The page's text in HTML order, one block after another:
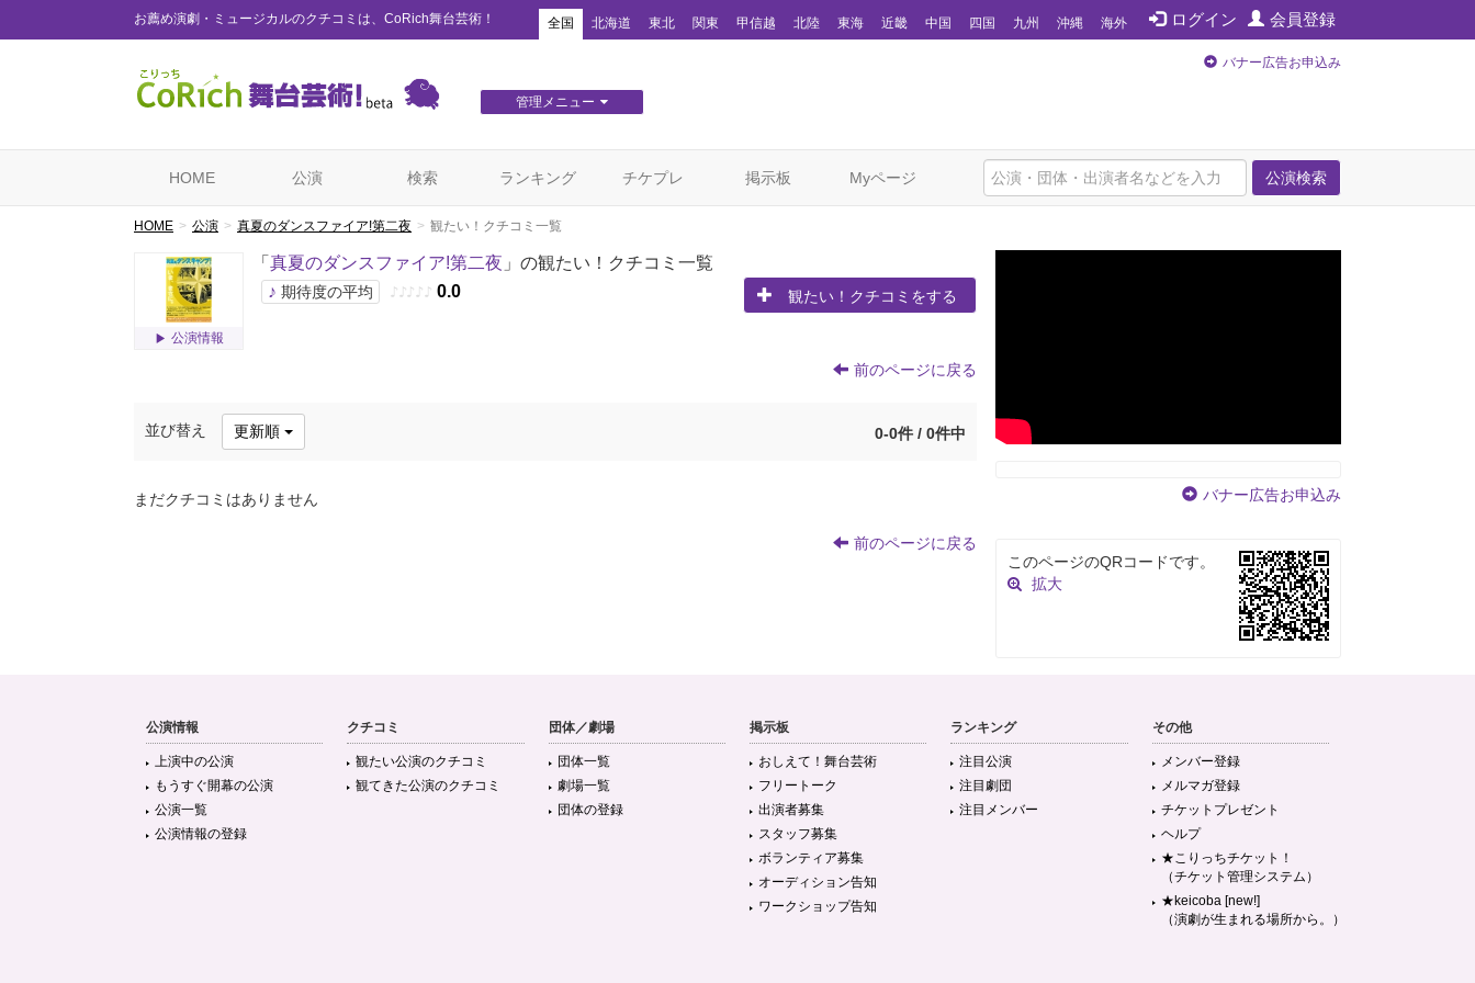
お薦め演劇・ミュージカルのクチコミは、CoRich舞台芸術！ ログイン 会員登録
全国 北海道 東北 関東 甲信越 北陸 東海 近畿 中国 四国 九州 沖縄 海外
管理メニュー
バナー広告お申込み
公演検索
HOME 公演 検索 ランキング チケプレ 掲示板 Myページ
HOME 公演 真夏のダンスファイア!第二夜 観たい！クチコミ一覧
公演情報
「 真夏のダンスファイア!第二夜 」の観たい！クチコミ一覧
♪ 期待度の平均 ♪ ♪ ♪ ♪ ♪ 0.0 観たい！クチコミをする
前のページに戻る
並び替え 更新順 0-0件 / 0件中
まだクチコミはありません
前のページに戻る
バナー広告お申込み
このページのQRコードです。
拡大
公演情報
上演中の公演
もうすぐ開幕の公演
公演一覧
公演情報の登録
クチコミ
観たい公演のクチコミ
観てきた公演のクチコミ
団体／劇場
団体一覧
劇場一覧
団体の登録
掲示板
おしえて！舞台芸術
フリートーク
出演者募集
スタッフ募集
ボランティア募集
オーディション告知
ワークショップ告知
ランキング
注目公演
注目劇団
注目メンバー
その他
メンバー登録
メルマガ登録
チケットプレゼント
ヘルプ
★こりっちチケット！
（チケット管理システム）
★keicoba [new!]
（演劇が生まれる場所から。）